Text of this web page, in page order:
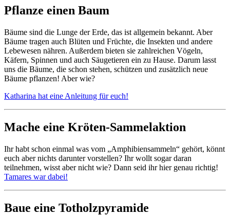
Pflanze einen Baum
Bäume sind die Lunge der Erde, das ist allgemein bekannt. Aber
Bäume tragen auch Blüten und Früchte, die Insekten und andere
Lebewesen nähren. Außerdem bieten sie zahlreichen Vögeln,
Käfern, Spinnen und auch Säugetieren ein zu Hause. Darum lasst
uns die Bäume, die schon stehen, schützen und zusätzlich neue
Bäume pflanzen! Aber wie?
Katharina hat eine Anleitung für euch!
Mache eine Kröten-Sammelaktion
Ihr habt schon einmal was vom „Amphibiensammeln“ gehört, könnt
euch aber nichts darunter vorstellen? Ihr wollt sogar daran
teilnehmen, wisst aber nicht wie? Dann seid ihr hier genau richtig!
Tamares war dabei!
Baue eine Totholzpyramide